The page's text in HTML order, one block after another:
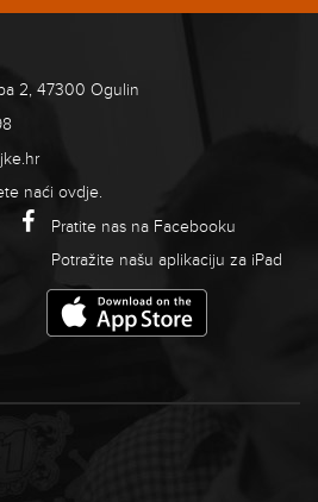
2, 47300 Ogulin
naći ovdje.
Pratite nas na Facebooku
Potražite našu aplikaciju za iPad